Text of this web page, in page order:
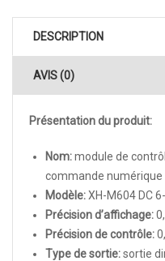
DESCRIPTION
AVIS (0)
Présentation du produit:
Nom:module de
commande numérique
Modèle:XH-M604DC
Précision d’affichage:
Précision de contrôle:
Type de sortie:sortie